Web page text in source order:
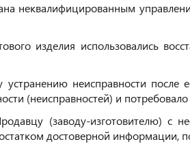
неквалифицированным
изделия использовались
неисправности после
(неисправностей) и
(заводу-изготовителю) с
достоверной информации,